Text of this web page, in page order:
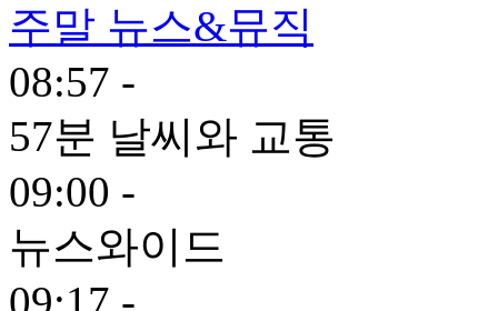
주말 뉴스&뮤직
08:57 -
57분 날씨와 교통
09:00 -
뉴스와이드
09:17 -